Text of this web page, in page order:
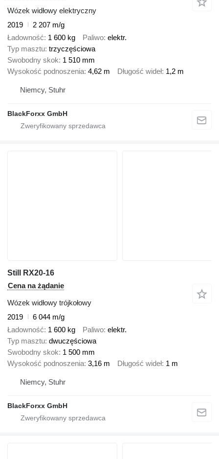
Wózek widłowy elektryczny
2019
2 207 m/g
Ładowność 1 600 kg Paliwo elektr.
Typ masztu trzyczęściowa
Swobodny skok 1 510 mm
Wysokość podnoszenia 4,62 m Długość wideł 1,2 m
Niemcy, Stuhr
BlackForxx GmbH
Still RX20-16
Cena na żądanie
Wózek widłowy trójkołowy
2019
6 044 m/g
Ładowność 1 600 kg Paliwo elektr.
Typ masztu dwuczęściowa
Swobodny skok 1 500 mm
Wysokość podnoszenia 3,16 m Długość wideł 1 m
Niemcy, Stuhr
BlackForxx GmbH